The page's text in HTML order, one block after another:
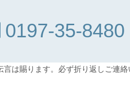
0197-35-8480
は賜ります。必ず折り返しご連絡